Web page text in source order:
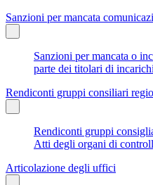
Sanzioni per mancata
Sanzioni per mancata o
parte dei titolari di
Rendiconti gruppi consiliari
Rendiconti gruppi
Atti degli organi di
Articolazione degli uffici